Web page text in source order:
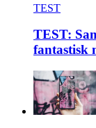
TEST
TEST:
fantastisk